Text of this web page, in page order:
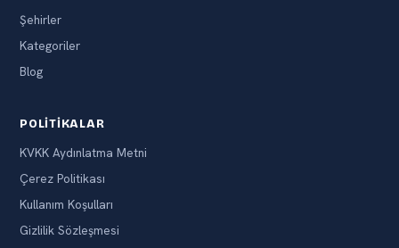
Şehirler
Kategoriler
Blog
POLITIKALAR
KVKK Aydınlatma Metni
Çerez Politikası
Kullanım Koşulları
Gizlilik Sözleşmesi